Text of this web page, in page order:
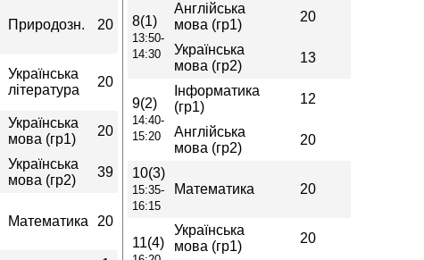
Природозн. 20
Українська
література
20
Українська
мова (гр1)
20
Українська
мова (гр2)
39
Математика 20
8(1)
13:50-
14:30
Англійська
мова (гр1)
20
Українська
мова (гр2)
13
9(2)
14:40-
15:20
Інформатика
(гр1)
12
Англійська
мова (гр2)
20
10(3)
15:35-
16:15
Математика 20
11(4)
Українська
мова (гр1)
20